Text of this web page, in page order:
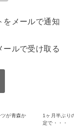
をメールで通知
ールで受け取る
ツが青森か
1ヶ月半ぶり
定で・・・